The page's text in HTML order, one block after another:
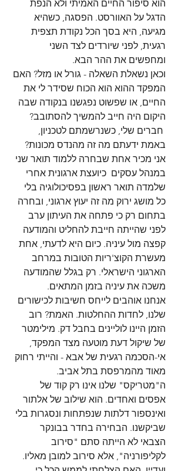
הוא סיפור החיים האמיתי ולא הנפת
הדגל על האוורסט. הפסגה, כשהיא
מגיעה, היא בסך הכל נקודת תצפית
רגעית, לפני שיורדים לצד השני
ומחפשים את ההר הבא.
וכאן נשאלת השאלה - גורל או מזל? האם
המפקד ההוא הוא הכוח שסידר לי את
החיים, או שפשוט נפגשנו בנקודה שבה
היקום היה חייב להמשיך להסתובב?
חברים שלי, כשנרשמתם לטכניון,
באמת ידעתם מה זה מהנדס מכונות?
אני מכיר אחת שבחרה ללמוד תואר שני
במנהל עסקים  כיועצת ארגונית אחרי
שלמדה תואר ראשון בפסיכולוגיה בלי
כל מושג ירוק מה זה יעוץ ארגוני, ובחרה
בתחום רק כי פתחה את העיתון ערב
לפני שהייתה חייבת להחליט והמודעה
קפצה מול עיניה. כיום היא לדעתי, אחת
מעשרת הקוצ'ריות הטובות במרחב
הארגוני הישראלי. רק בגלל שהמודעה
משכה את עיניה בזמן המתאים.
אנחנו אוהבים לייחס חשיבות לכישורים
שלנו, לחדות ההחלטות. האמת? רוב
הזמן היינו לוליינים בחבל דק. מילימטר
של שיקול דעת מוטעה מצד המפקד,
אי-הסכמה רגעית של אבא - והייתי רחוק
מאוד מהמרפסת בתל אביב.
ה"מטריקס" שלנו אינו רק קוד של
אפסים ואחדים. הוא שילוב של אלתור
ואינספור דלתות שנפתחות ונסגרות בלי
שביקשנו. הבחירה בחדר בבונקר
הצבאי לא הייתה סתם "סירוב
לקליפורניה", אלא סירוב למובן מאליו.